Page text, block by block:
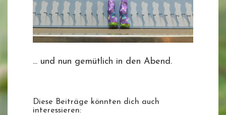
... und nun gemütlich in den Abend.
Diese Beiträge könnten dich auch
interessieren: